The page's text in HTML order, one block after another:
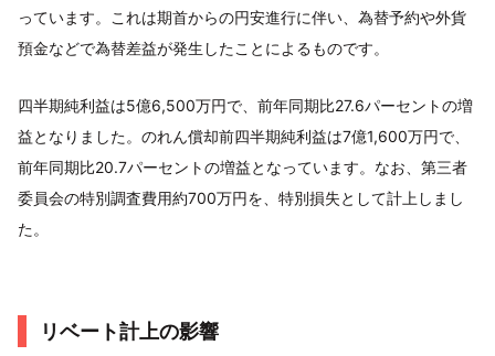
っています。これは期首からの円安進行に伴い、為替予約や外貨
預金などで為替差益が発生したことによるものです。
四半期純利益は5億6,500万円で、前年同期比27.6パーセントの増
益となりました。のれん償却前四半期純利益は7億1,600万円で、
前年同期比20.7パーセントの増益となっています。なお、第三者
委員会の特別調査費用約700万円を、特別損失として計上しまし
た。
リベート計上の影響